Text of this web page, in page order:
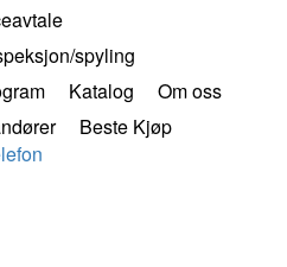
spyling
Katalog
Om oss
Beste Kjøp